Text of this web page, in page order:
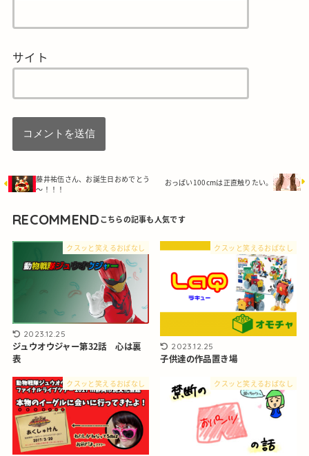
サイト
藤井祐伍さん、お誕生日おめでとう
～！！！
おっぱい100cmは正直触りたい。
RECOMMEND
クスッと笑えるおぱなし
2023.12.25
ジュウオウジャー第32話 心は裏
表
クスッと笑えるおぱなし
2023.12.25
子供達の作品置き場
クスッと笑えるおぱなし クスッと笑えるおぱなし